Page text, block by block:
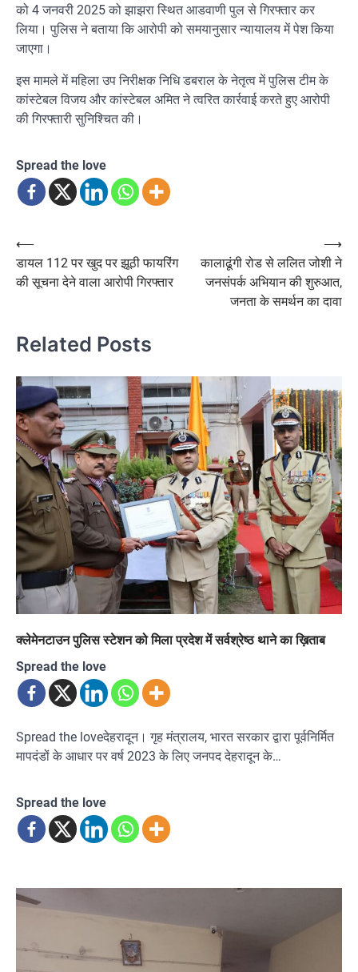
को 4 जनवरी 2025 को झाझरा स्थित आडवाणी पुल से गिरफ्तार कर
लिया। पुलिस ने बताया कि आरोपी को समयानुसार न्यायालय में पेश किया
जाएगा।
इस मामले में महिला उप निरीक्षक निधि डबराल के नेतृत्व में पुलिस टीम के
कांस्टेबल विजय और कांस्टेबल अमित ने त्वरित कार्रवाई करते हुए आरोपी
की गिरफ्तारी सुनिश्चित की।
Spread the love
Post
navigation
⟵
डायल 112 पर खुद पर झूठी फायरिंग
की सूचना देने वाला आरोपी गिरफ्तार
कालाढूंगी रोड से ललित जोशी ने
जनसंपर्क अभियान की शुरुआत,
जनता के समर्थन का दावा
⟶
Related Posts
क्लेमेनटाउन पुलिस स्टेशन को मिला प्रदेश में सर्वश्रेष्ठ थाने का ख़िताब
Spread the love
Spread the loveदेहरादून। गृह मंत्रालय, भारत सरकार द्वारा पूर्वनिर्मित
मापदंडों के आधार पर वर्ष 2023 के लिए जनपद देहरादून के…
Spread the love